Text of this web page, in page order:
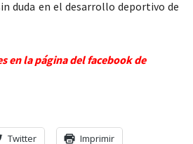
duda en el desarrollo deportivo de
en la página del facebook de
Twitter Imprimir